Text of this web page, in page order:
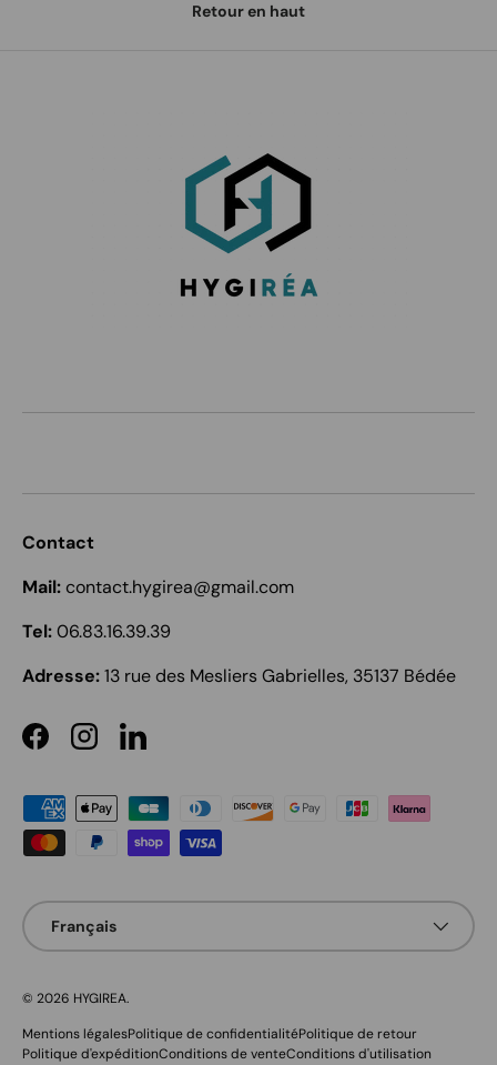
Retour en haut
Contact
Mail:contact.hygirea@gmail.com
Tel:06.83.16.39.39
Adresse:13 rue des Mesliers Gabrielles, 35137 Bédée
FacebookInstagramLinkedIn
Moyens de paiement acceptés
Langue
Français
© 2026 HYGIREA.
Mentions légalesPolitique de confidentialitéPolitique de retour
Politique d'expéditionConditions de venteConditions d'utilisation